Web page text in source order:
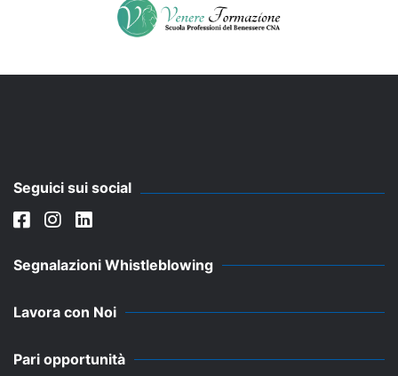
Seguici sui social
Segnalazioni Whistleblowing
Lavora con Noi
Pari opportunità